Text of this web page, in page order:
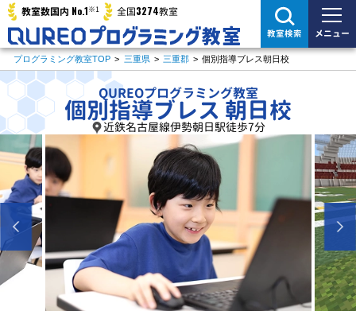
教室数国内 No.1※1 全国3274教室
教室検索 メニュー
プログラミング教室TOP > 三重県 > 三重郡 > 個別指導ブレス朝日校
QUREOプログラミング教室
個別指導ブレス 朝日校
近鉄名古屋線伊勢朝日駅徒歩7分